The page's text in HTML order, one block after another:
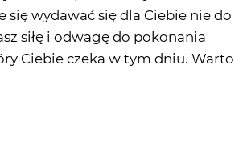
się wydawać się dla Ciebie nie do
siłę i odwagę do pokonania
Ciebie czeka w tym dniu. Warto